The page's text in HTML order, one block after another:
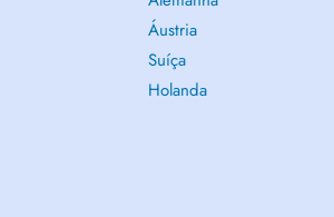
Áustria
Suíça
Holanda